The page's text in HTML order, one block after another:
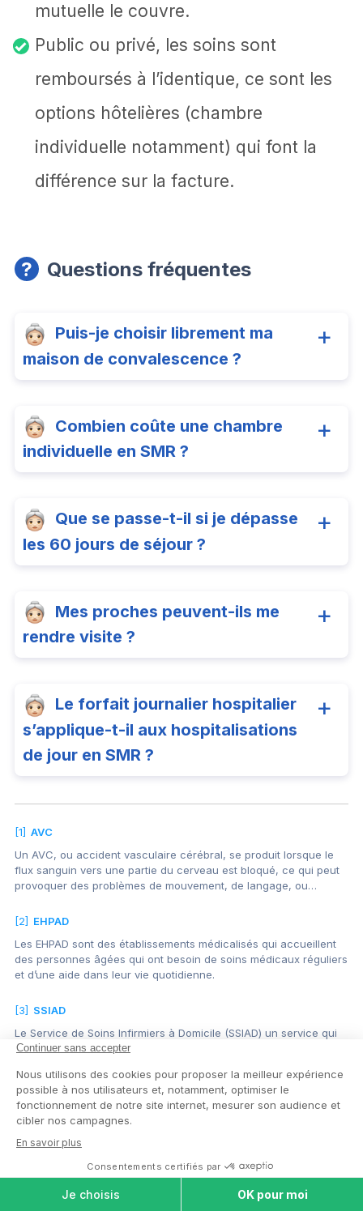
mutuelle le couvre.
Public ou privé, les soins sont
remboursés à l’identique, ce sont les
options hôtelières (chambre
individuelle notamment) qui font la
différence sur la facture.
Questions fréquentes
Puis-je choisir librement ma
maison de convalescence ?
Combien coûte une chambre
individuelle en SMR ?
Que se passe-t-il si je dépasse
les 60 jours de séjour ?
Mes proches peuvent-ils me
rendre visite ?
Le forfait journalier hospitalier
s’applique-t-il aux hospitalisations
de jour en SMR ?
[1] AVC
Un AVC, ou accident vasculaire cérébral, se produit lorsque le
flux sanguin vers une partie du cerveau est bloqué, ce qui peut
provoquer des problèmes de mouvement, de langage, ou…
[2] EHPAD
Les EHPAD sont des établissements médicalisés qui accueillent
des personnes âgées qui ont besoin de soins médicaux réguliers
et d’une aide dans leur vie quotidienne.
[3] SSIAD
Le Service de Soins Infirmiers à Domicile (SSIAD) un service qui
fournit des soins infirmiers et de l’aide à domicile pour aider les
[4]
USLD
L’Unité de Soins de Longue Durée (USLD) est est un type de
service de soins destiné aux personnes âgées qui ont besoin de
soins médicaux constants et d’une assistance importante…
Norme
MAISONS DE